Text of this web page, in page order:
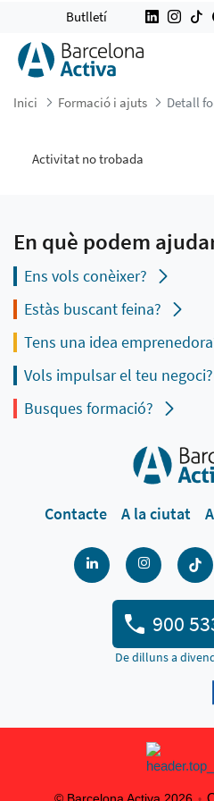
DETALL FORMACIÓ
Butlletí
Inici Formació i ajuts Detall
Activitat no trobada
En què podem
Ens vols conèixer?
Estàs buscant feina?
Tens una idea
Vols impulsar el teu negoci?
Busques formació?
Contacte A la ciutat
900
De dilluns a